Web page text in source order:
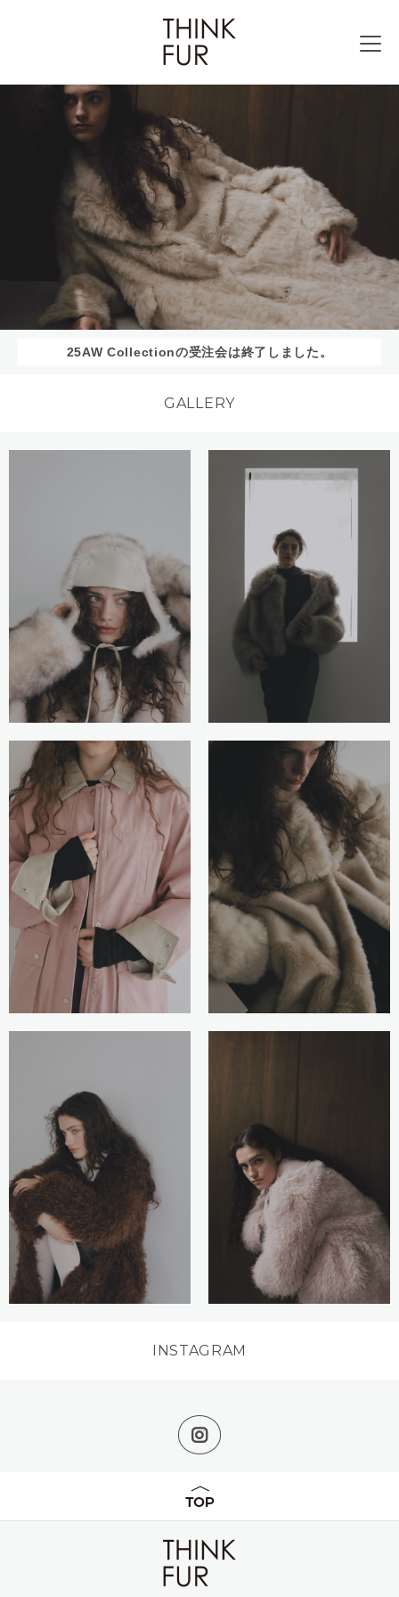
25AW Collectionの受注会は終了しました。
GALLERY
INSTAGRAM